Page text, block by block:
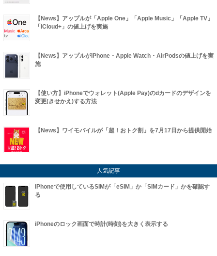
【News】アップルが「Apple One」「Apple Music」「Apple TV」
「iCloud+」の値上げを実施
【News】アップルがiPhone・Apple Watch・AirPodsの値上げを実
施
【使い方】iPhoneでウォレット(Apple Pay)のdカードのデザインを
変更(きせかえ)する方法
【News】ワイモバイルが「超！おトク割」を7月17日から提供開始
人気記事
iPhoneで使用しているSIMが「eSIM」か「SIMカード」かを確認す
る
iPhoneのロック画面で時計(時刻)を大きく表示する